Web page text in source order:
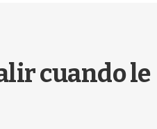
cuando le